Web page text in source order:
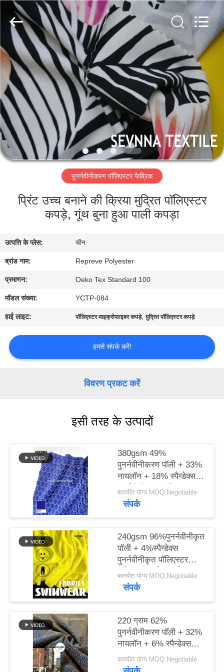
घर
उत्पादों
वीआर
दिखाएँ
हमारे
भ्रमण
गुणवत्ता
नियंत्रण
करें
साइटमैप
PRIVACY
POLICY
SEVNNA
TEXTILE.
Rights
Reserved.
पुनर्नवीनीकरण पॉलिएस्टर फैब्रिक
प्रिंट उच्च बनाने की क्रिया मुद्रित पॉलिएस्टर
कपड़े, गूंथ बुना हुआ पाली कपड़ा
उत्पत्ति के प्लेस: चीन
ब्रांड नाम: Repreve Polyester
प्रमाणन: Oeko Tex Standard 100
मॉडल संख्या: YCTP-084
हाई लाइट: पॉलिएस्टर माइक्रोफाइबर कपड़े,मुद्रित पॉलिएस्टर कपड़े
हमसे संपर्क करें!
विवरण प्रकट करें
इसी तरह के उत्पादों
380gsm 49%
पुनर्नवीनीकरण पॉली + 33%
नायलॉन + 18% स्पैन्डेक्स
पुनर्नवीनीकरण पॉलिएस्टर
फैब्रिक फॉर निट सर्कुलर
बातचीत योग्य MOQ:Negotiable
संपर्क
240gsm 96%पुनर्नवीनीकृत
पॉली + 4%स्पैन्डेक्स
पुनर्नवीनीकृत पॉलिएस्टर
फैब्रिक फॉर निट सर्कुलर
बातचीत योग्य MOQ:Negotiable
संपर्क
220 ग्राम 62%
पुनर्नवीनीकरण पॉली + 32%
नायलॉन + 6% स्पैन्डेक्स
परिपत्र बुनाई के लिए
पुनर्नवीनीकरण पॉलिएस्टर
बातचीत योग्य MOQ:Negotiable